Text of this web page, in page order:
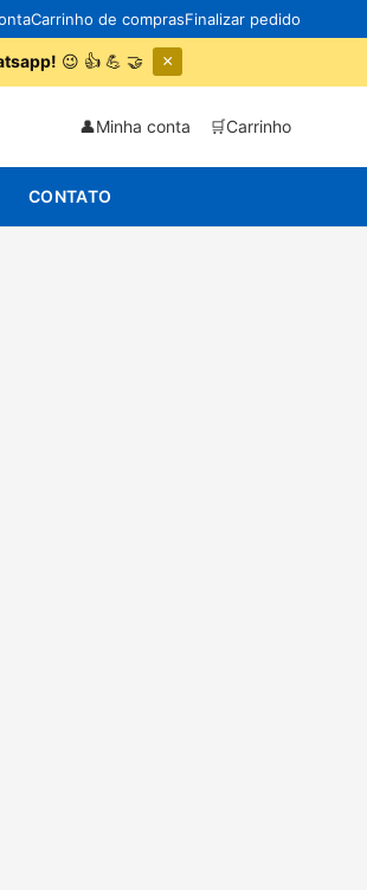
Carrinho de comprasFinalizar pedido
😉 👍 💪 🤝 ×
👤Minha conta 🛒Carrinho
CONTATO